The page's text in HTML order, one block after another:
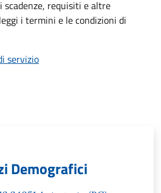
scadenze, requisiti e altre
i termini e le condizioni di
servizio
Demografici